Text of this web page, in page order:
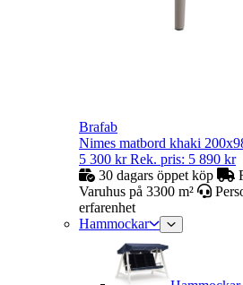
Brafab
Nimes matbord khaki
5 300 kr Rek. pris: 5 890 kr
30 dagars öppet köp
Varuhus på 3300 m²
erfarenhet
Hammockar